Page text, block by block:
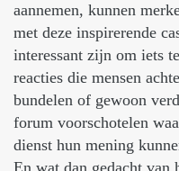
aannemen, kunnen
met deze inspirerende
interessant zijn om iets
reacties die mensen
bundelen of gewoon
forum voorschotelen
dienst hun mening
En wat dan gedacht van